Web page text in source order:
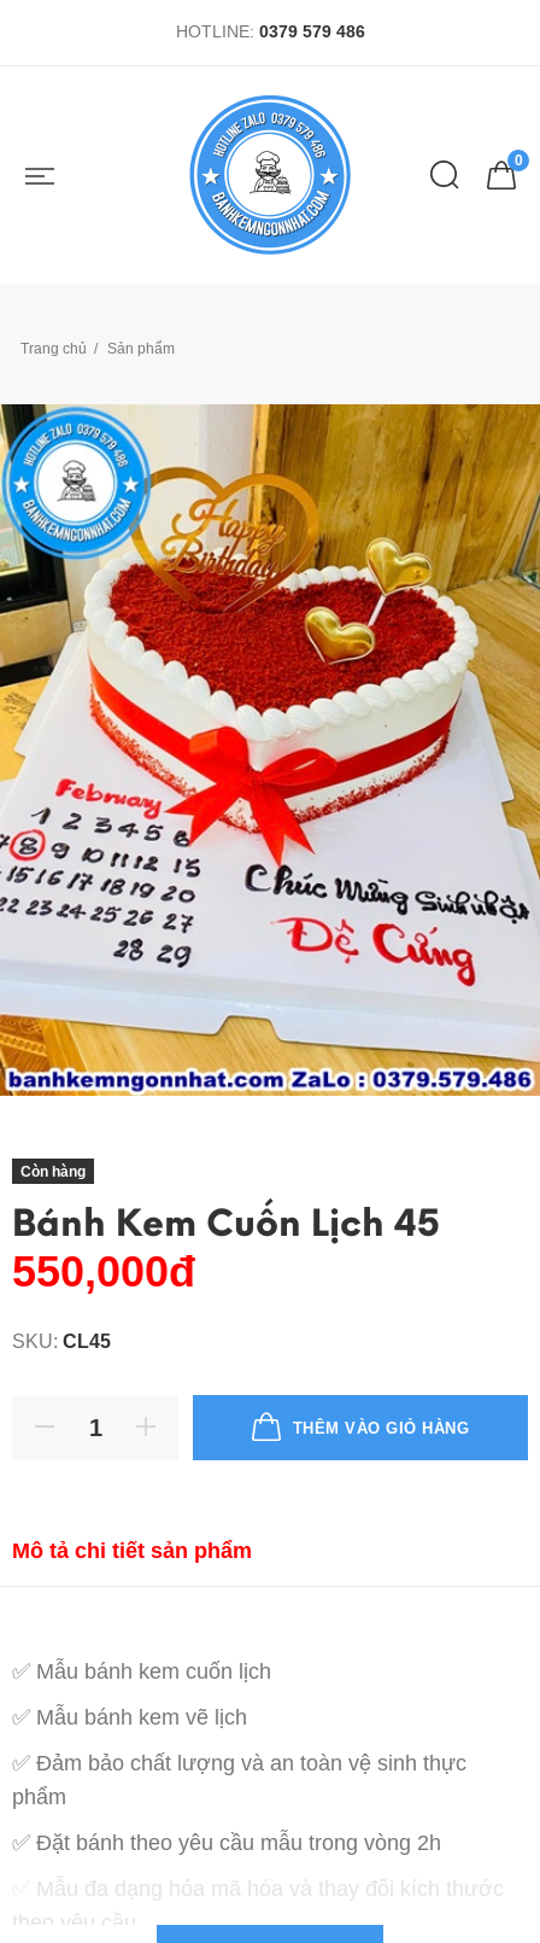
HOTLINE: 0379 579 486
0
Trang chủ Sản phẩm
Còn hàng
Bánh Kem Cuốn Lịch 45
550,000đ
SKU: CL45
THÊM VÀO GIỎ HÀNG
Mô tả chi tiết sản phẩm
✅ Mẫu bánh kem cuốn lịch
✅ Mẫu bánh kem vẽ lịch
✅ Đảm bảo chất lượng và an toàn vệ sinh thực
phẩm
✅ Đặt bánh theo yêu cầu mẫu trong vòng 2h
✅ Mẫu đa dạng hóa mã hóa và thay đổi kích thước
theo yêu cầu